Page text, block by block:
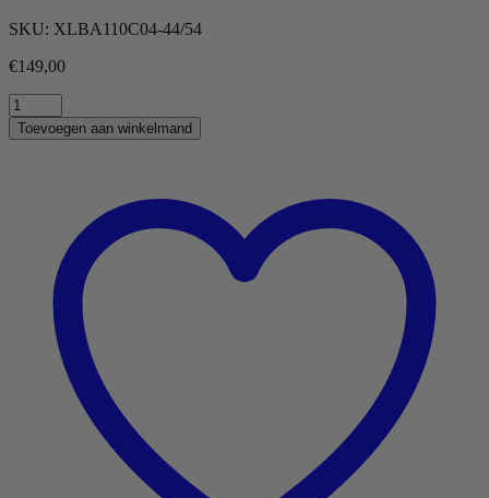
SKU: XLBA110C04-44/54
€149,00
Rondo
Wijnkoeler
quantity
Toevoegen aan winkelmand